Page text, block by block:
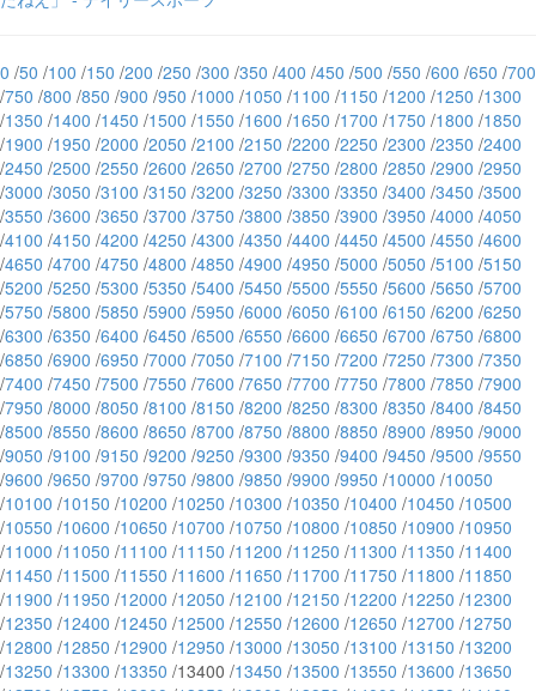
0 /50 /100 /150 /200 /250 /300 /350 /400 /450 /500 /550 /600 /650 /700
/750 /800 /850 /900 /950 /1000 /1050 /1100 /1150 /1200 /1250 /1300
/1350 /1400 /1450 /1500 /1550 /1600 /1650 /1700 /1750 /1800 /1850
/1900 /1950 /2000 /2050 /2100 /2150 /2200 /2250 /2300 /2350 /2400
/2450 /2500 /2550 /2600 /2650 /2700 /2750 /2800 /2850 /2900 /2950
/3000 /3050 /3100 /3150 /3200 /3250 /3300 /3350 /3400 /3450 /3500
/3550 /3600 /3650 /3700 /3750 /3800 /3850 /3900 /3950 /4000 /4050
/4100 /4150 /4200 /4250 /4300 /4350 /4400 /4450 /4500 /4550 /4600
/4650 /4700 /4750 /4800 /4850 /4900 /4950 /5000 /5050 /5100 /5150
/5200 /5250 /5300 /5350 /5400 /5450 /5500 /5550 /5600 /5650 /5700
/5750 /5800 /5850 /5900 /5950 /6000 /6050 /6100 /6150 /6200 /6250
/6300 /6350 /6400 /6450 /6500 /6550 /6600 /6650 /6700 /6750 /6800
/6850 /6900 /6950 /7000 /7050 /7100 /7150 /7200 /7250 /7300 /7350
/7400 /7450 /7500 /7550 /7600 /7650 /7700 /7750 /7800 /7850 /7900
/7950 /8000 /8050 /8100 /8150 /8200 /8250 /8300 /8350 /8400 /8450
/8500 /8550 /8600 /8650 /8700 /8750 /8800 /8850 /8900 /8950 /9000
/9050 /9100 /9150 /9200 /9250 /9300 /9350 /9400 /9450 /9500 /9550
/9600 /9650 /9700 /9750 /9800 /9850 /9900 /9950 /10000 /10050
/10100 /10150 /10200 /10250 /10300 /10350 /10400 /10450 /10500
/10550 /10600 /10650 /10700 /10750 /10800 /10850 /10900 /10950
/11000 /11050 /11100 /11150 /11200 /11250 /11300 /11350 /11400
/11450 /11500 /11550 /11600 /11650 /11700 /11750 /11800 /11850
/11900 /11950 /12000 /12050 /12100 /12150 /12200 /12250 /12300
/12350 /12400 /12450 /12500 /12550 /12600 /12650 /12700 /12750
/12800 /12850 /12900 /12950 /13000 /13050 /13100 /13150 /13200
/13250 /13300 /13350 /13400 /13450 /13500 /13550 /13600 /13650